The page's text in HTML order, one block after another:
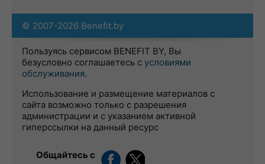
© 2007-2026 Benefit.by
Пользуясь сервисом BENEFIT BY, Вы
безусловно соглашаетесь с условиями
обслуживания.
Использование и размещение материалов с
сайта возможно только с разрешения
администрации и с указанием активной
гиперссылки на данный ресурс
Общайтесь с